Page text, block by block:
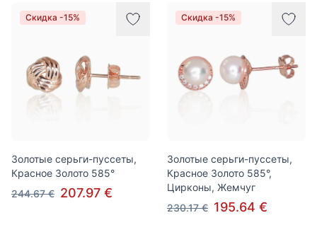
Скидка -15%
Золотые серьги-пуссеты,
Красное Золото 585°
244.67 € 207.97 €
Скидка -15%
Золотые серьги-пуссеты,
Красное Золото 585°,
Цирконы, Жемчуг
230.17 € 195.64 €